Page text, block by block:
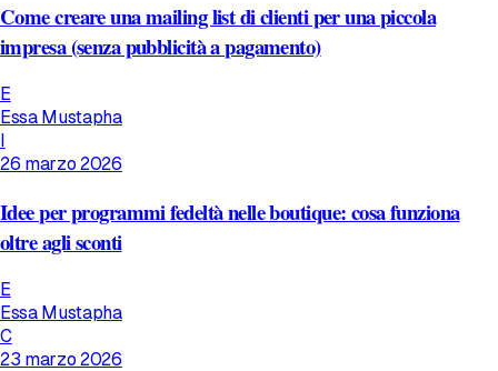
Come creare una mailing list di clienti per una piccola
impresa (senza pubblicità a pagamento)
E
Essa Mustapha
I
26 marzo 2026
Idee per programmi fedeltà nelle boutique: cosa funziona
oltre agli sconti
E
Essa Mustapha
C
23 marzo 2026